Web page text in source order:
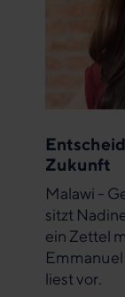
Zukunft
Malawi -
sitzt
ein Zettel
liest vor.